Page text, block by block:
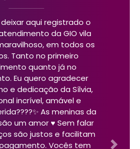
deixar aqui registrado o
da GIO vila
em todos os
Tanto no primeiro
quanto já no
Eu quero agradecer
e dedicação da Sílvia,
incrível, amável e
As meninas da
um amor ♥️ Sem falar
são justos e facilitam
Vocês tem